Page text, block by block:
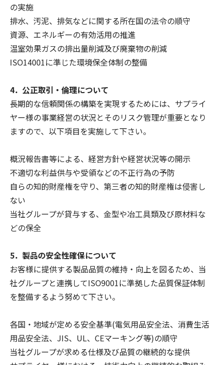
の実施
排水、汚泥、排気などに関する所在国の法令の順守
資源、エネルギーの有効活用の推進
温室効果ガスの排出量削減及び廃棄物の削減
ISO14001に準じた環境保全体制の整備
4．公正取引・倫理について
長期的な信頼関係の構築を実現するためには、サプライ
ヤー様の事業経営の状況とそのリスク管理が重要となり
ますので、以下項目を実施して下さい。
概況報告書等による、経営方針や経営状況等の開示
不適切な利益供与や受領などの不正行為の予防
自らの知的財産権を守り、第三者の知的財産権は侵害し
ない
当社グループが貸与する、金型や冶工具類及び原材料な
どの保全
5．製品の安全性確保について
お客様に提供する製品品質の維持・向上を図るため、当
社グループと連携してISO9001に準拠した品質保証体制
を整備するよう努めて下さい。
各国・地域が定める安全基準(電気用品安全法、消費生活
用品安全法、JIS、UL、CEマーキング等)の順守
当社グループが求める仕様及び品質の継続的な提供